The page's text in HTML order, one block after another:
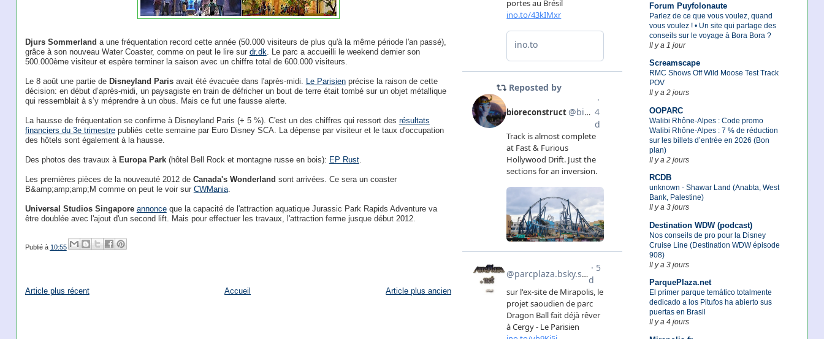
Forum Puyfolonaute
Parlez de ce que vous voulez, quand
vous voulez ! • Un site qui partage des
conseils sur le voyage à Bora Bora ?
Il y a 1 jour
Screamscape
RMC Shows Off Wild Moose Test Track
POV
Il y a 2 jours
OOPARC
Walibi Rhône-Alpes : Code promo
Walibi Rhône-Alpes : 7 % de réduction
sur les billets d’entrée en 2026 (Bon
plan)
Il y a 2 jours
RCDB
unknown - Shawar Land (Anabta, West
Bank, Palestine)
Il y a 3 jours
Destination WDW (podcast)
Nos conseils de pro pour la Disney
Cruise Line (Destination WDW épisode
908)
Il y a 3 jours
ParquePlaza.net
El primer parque temático totalmente
dedicado a los Pitufos ha abierto sus
puertas en Brasil
Il y a 4 jours
Djurs Sommerland a une fréquentation record cette année (50.000 visiteurs de plus qu'à la même période l'an passé),
grâce à son nouveau Water Coaster, comme on peut le lire sur dr.dk. Le parc a accueilli le weekend dernier son
500.000ème visiteur et espère terminer la saison avec un chiffre total de 600.000 visiteurs.
Le 8 août une partie de Disneyland Parisavait été évacuée dans l'après-midi. Le Parisienprécise la raison de cette
décision: en début d’après-midi, un paysagiste en train de défricher un bout de terre était tombé sur un objet métallique
qui ressemblait à s’y méprendre à un obus. Mais ce fut une fausse alerte.
La hausse de fréquentation se confirme à Disneyland Paris (+ 5 %). C'est un des chiffres qui ressort des résultats
financiers du 3e trimestrepubliés cette semaine par Euro Disney SCA. La dépense par visiteur et le taux d'occupation
des hôtels sont également à la hausse.
Des photos des travaux à Europa Park(hôtel Bell Rock et montagne russe en bois): EP Rust.
Les premières pièces de la nouveauté 2012 de Canada's Wonderland sont arrivées. Ce sera un coaster
B&amp;amp;amp;M comme on peut le voir sur CWMania.
Universal Studios Singapore annonceque la capacité de l'attraction aquatique Jurassic Park Rapids Adventure va
être doublée avec l'ajout d'un second lift. Mais pour effectuer les travaux, l'attraction ferme jusque début 2012.
Publié à 10:55
Article plus récent Article plus ancien
Accueil